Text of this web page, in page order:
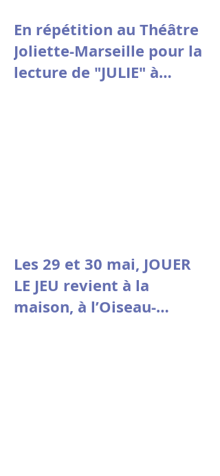
En répétition au Théâtre
Joliette-Marseille pour la
lecture de "JULIE" à
Les 29 et 30 mai, JOUER
LE JEU revient à la
maison, à l’Oiseau-